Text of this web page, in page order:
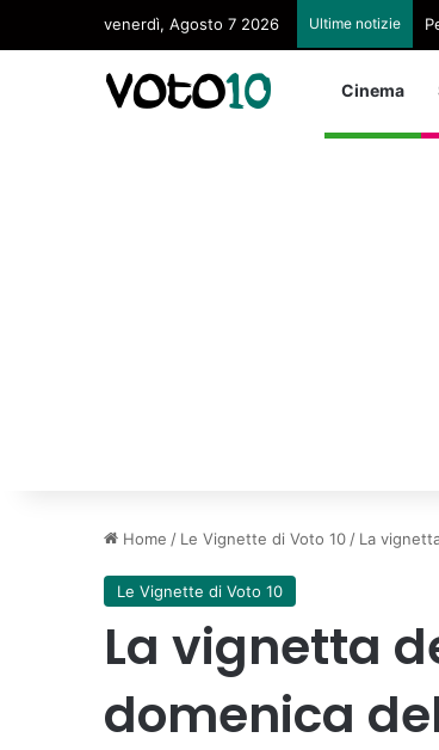
venerdì, Agosto 7 2026 Ultime notizie
Cinema
Home / Le Vignette di Voto 10 / La
Le Vignette di Voto 10
La vignetta
domenica